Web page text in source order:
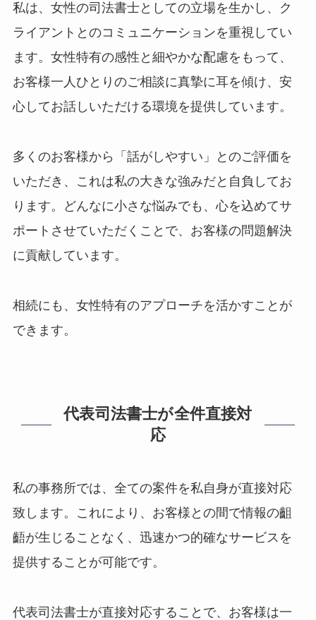
私は、女性の司法書士としての立場を生かし、ク
ライアントとのコミュニケーションを重視してい
ます。女性特有の感性と細やかな配慮をもって、
お客様一人ひとりのご相談に真摯に耳を傾け、安
心してお話しいただける環境を提供しています。
多くのお客様から「話がしやすい」とのご評価を
いただき、これは私の大きな強みだと自負してお
ります。どんなに小さな悩みでも、心を込めてサ
ポートさせていただくことで、お客様の問題解決
に貢献しています。
相続にも、女性特有のアプローチを活かすことが
できます。
代表司法書士が全件直接対
応
私の事務所では、全ての案件を私自身が直接対応
致します。これにより、お客様との間で情報の齟
齬が生じることなく、迅速かつ的確なサービスを
提供することが可能です。
代表司法書士が直接対応することで、お客様は一